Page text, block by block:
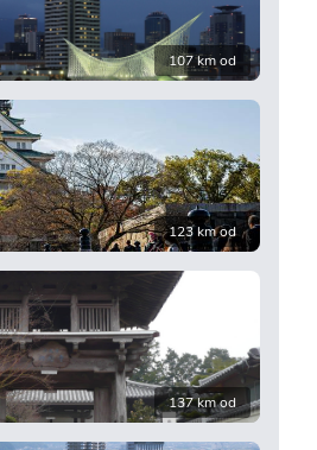
107 km od
123 km od
137 km od